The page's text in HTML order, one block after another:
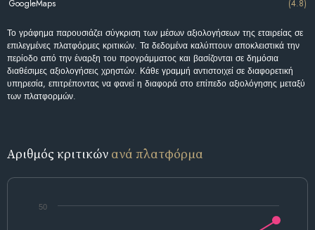
GoogleMaps (4.8)
Το γράφημα παρουσιάζει σύγκριση των μέσων αξιολογήσεων της εταιρείας σε
επιλεγμένες πλατφόρμες κριτικών. Τα δεδομένα καλύπτουν αποκλειστικά την
περίοδο από την έναρξη του προγράμματος και βασίζονται σε δημόσια
διαθέσιμες αξιολογήσεις χρηστών. Κάθε γραμμή αντιστοιχεί σε διαφορετική
υπηρεσία, επιτρέποντας να φανεί η διαφορά στο επίπεδο αξιολόγησης μεταξύ
των πλατφορμών.
Αριθμός κριτικών ανά πλατφόρμα
50